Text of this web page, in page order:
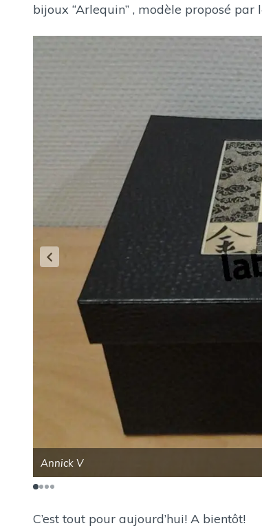
bijoux “Arlequin” , modèle proposé par
Annick V
C’est tout pour aujourd’hui! A bientôt!